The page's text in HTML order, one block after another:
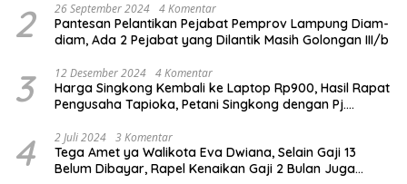
2 26 September 2024 4 Komentar
Pantesan Pelantikan Pejabat Pemprov Lampung Diam-
diam, Ada 2 Pejabat yang Dilantik Masih Golongan III/b
3 12 Desember 2024 4 Komentar
Harga Singkong Kembali ke Laptop Rp900, Hasil Rapat
Pengusaha Tapioka, Petani Singkong dengan Pj.
4 2 Juli 2024 3 Komentar
Tega Amet ya Walikota Eva Dwiana, Selain Gaji 13
Belum Dibayar, Rapel Kenaikan Gaji 2 Bulan Juga